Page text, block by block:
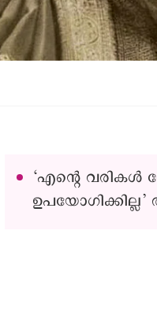
‘എന്റെ വരികൾ